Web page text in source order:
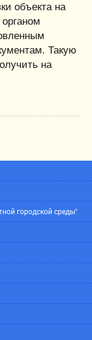
объекта на
Такую
на
городской среды"